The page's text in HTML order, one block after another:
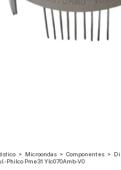
> Microondas > Componentes >
- Philco Pme31 Ylc070Amb-V0